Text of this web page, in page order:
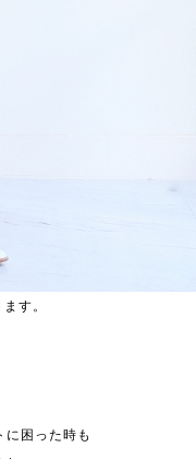
す。
に困った時も